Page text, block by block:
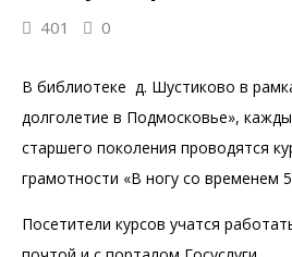
401 0
В библиотеке д. Шустиково в
долголетие в Подмосковье»,
старшего поколения проводятся
грамотности «В ногу со временем
Посетители курсов учатся